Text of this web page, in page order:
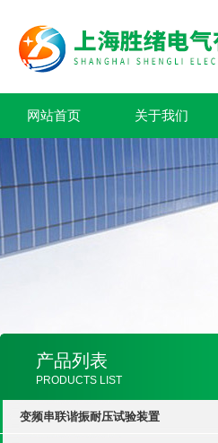
网站首页 关于我们
产品列表
PRODUCTS LIST
变频串联谐振耐压试验装置